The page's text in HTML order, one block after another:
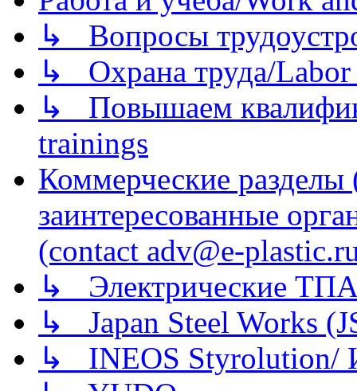
↳ Вопросы
↳ Охрана труда/Labor
↳ Повышаем
trainings
Коммерческие
заинтересованные
(contact adv@e-
↳ Электрические
↳ Japan Steel Works
↳ INEOS